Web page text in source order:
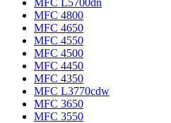
MFC 4800
MFC 4650
MFC 4550
MFC 4500
MFC 4450
MFC 4350
MFC L3770cdw
MFC 3650
MFC 3550